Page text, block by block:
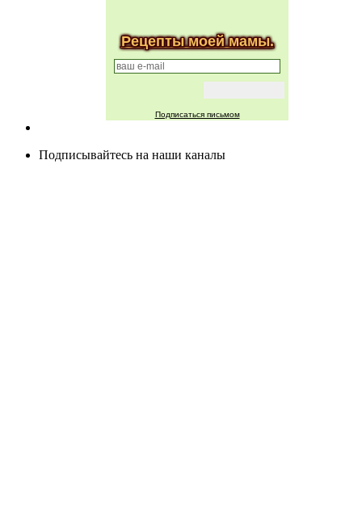
Рецепты моей мамы.
Подписаться письмом
Подписывайтесь на наши каналы